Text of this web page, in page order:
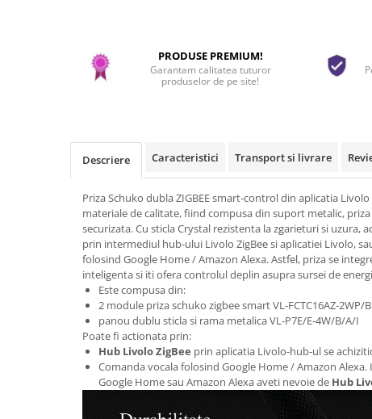
PRODUSE PREMIUM!
Garantam calitatea tuturor
produselor de pe site!
Descriere Caracteristici Transport si livrare
Priza Schuko dubla ZIGBEE smart-control din aplicatia
materiale de calitate, fiind compusa din suport metalic,
securizata. Cu sticla Crystal rezistenta la zgarieturi si uzura,
prin intermediul hub-ului Livolo ZigBee si aplicatiei Livolo,
folosind Google Home / Amazon Alexa. Astfel, priza se
inteligenta si iti ofera controlul deplin asupra sursei de
Este compusa din:
2 module priza schuko zigbee smart VL-FCTC16AZ-2WP/
panou dublu sticla si rama metalica VL-P7E/E-4W/B/A/I
Poate fi actionata prin:
Hub Livolo ZigBee prin aplicatia Livolo-hub-ul se
Comanda vocala folosind Google Home / Amazon
Google Home sau Amazon Alexa aveti nevoie de Hub